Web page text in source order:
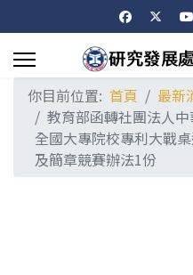
你目前位置: 首頁
最新
教育部函轉社團法人
全國大專院校專利大戰
及簡章競賽辦法1份